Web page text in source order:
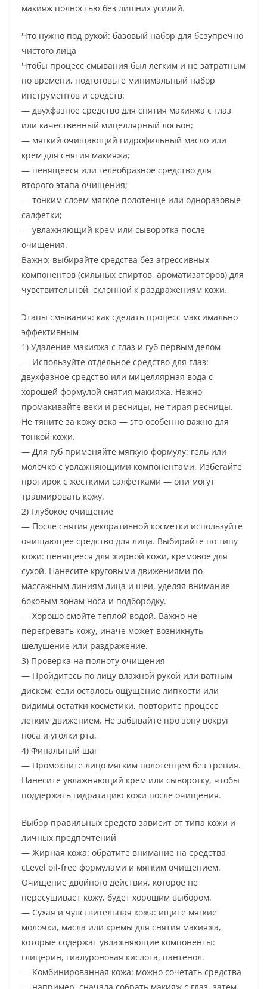
макияж полностью без лишних усилий.
Что нужно под рукой: базовый набор для безупречно
чистого лица
Чтобы процесс смывания был легким и не затратным
по времени, подготовьте минимальный набор
инструментов и средств:
— двухфазное средство для снятия макияжа с глаз
или качественный мицеллярный лосьон;
— мягкий очищающий гидрофильный масло или
крем для снятия макияжа;
— пенящееся или гелеобразное средство для
второго этапа очищения;
— тонким слоем мягкое полотенце или одноразовые
салфетки;
— увлажняющий крем или сыворотка после
очищения.
Важно: выбирайте средства без агрессивных
компонентов (сильных спиртов, ароматизаторов) для
чувствительной, склонной к раздражениям кожи.
Этапы смывания: как сделать процесс максимально
эффективным
1) Удаление макияжа с глаз и губ первым делом
— Используйте отдельное средство для глаз:
двухфазное средство или мицеллярная вода с
хорошей формулой снятия макияжа. Нежно
промакивайте веки и ресницы, не тирая ресницы.
Не тяните за кожу века — это особенно важно для
тонкой кожи.
— Для губ применяйте мягкую формулу: гель или
молочко с увлажняющими компонентами. Избегайте
протирок с жесткими салфетками — они могут
травмировать кожу.
2) Глубокое очищение
— После снятия декоративной косметки используйте
очищающее средство для лица. Выбирайте по типу
кожи: пенящееся для жирной кожи, кремовое для
сухой. Нанесите круговыми движениями по
массажным линиям лица и шеи, уделяя внимание
боковым зонам носа и подбородку.
— Хорошо смойте теплой водой. Важно не
перегревать кожу, иначе может возникнуть
шелушение или раздражение.
3) Проверка на полноту очищения
— Пройдитесь по лицу влажной рукой или ватным
диском: если осталось ощущение липкости или
видимы остатки косметики, повторите процесс
легким движением. Не забывайте про зону вокруг
носа и уголки рта.
4) Финальный шаг
— Промокните лицо мягким полотенцем без трения.
Нанесите увлажняющий крем или сыворотку, чтобы
поддержать гидратацию кожи после очищения.
Выбор правильных средств зависит от типа кожи и
личных предпочтений
— Жирная кожа: обратите внимание на средства
сLevel oil-free формулами и мягким очищением.
Очищение двойного действия, которое не
пересушивает кожу, будет хорошим выбором.
— Сухая и чувствительная кожа: ищите мягкие
молочки, масла или кремы для снятия макияжа,
которые содержат увлажняющие компоненты:
глицерин, гиалуроновая кислота, пантенол.
— Комбинированная кожа: можно сочетать средства